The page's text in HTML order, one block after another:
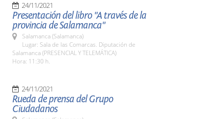
24/11/2021
Presentación del libro "A través de la
provincia de Salamanca"
Salamanca (Salamanca)
Lugar: Sala de las Comarcas. Diputación de
Salamanca (PRESENCIAL Y TELEMÁTICA)
Hora: 11:30 h.
24/11/2021
Rueda de prensa del Grupo
Ciudadanos